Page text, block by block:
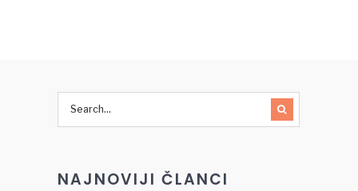
komisije
Brčko
NAJNOVIJI ČLANCI